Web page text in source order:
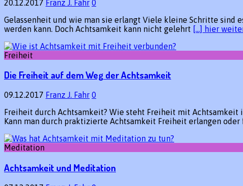
20.12.2017 Franz J. Fahr 0
Gelassenheit und wie man sie erlangt Viele kleine Schritte sind
werden kann. Doch Achtsamkeit kann nicht gelehrt […] hier
Freiheit
Die Freiheit auf dem Weg der Achtsamkeit
09.12.2017 Franz J. Fahr 0
Freiheit durch Achtsamkeit? Wie steht Freiheit mit Achtsamkeit
Kann man durch praktizierte Achtsamkeit Freiheit erlangen oder
Meditation
Achtsamkeit und Meditation